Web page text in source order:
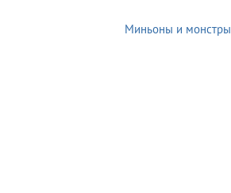
Миньоны и монстры